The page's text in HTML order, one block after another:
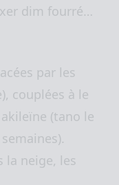
dim fourré…
par les
couplées à le
(tano le
la neige, les